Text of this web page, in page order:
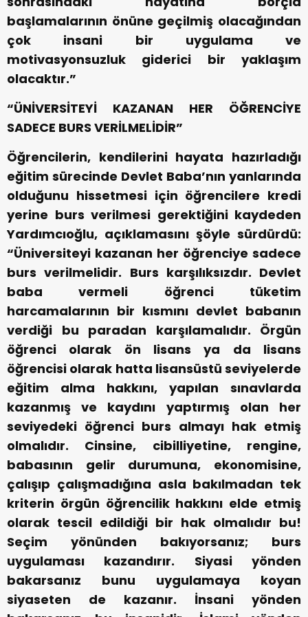
başlamalarının önüne geçilmiş olacağından
çok insani bir uygulama ve
motivasyonsuzluk giderici bir yaklaşım
olacaktır.”
“ÜNİVERSİTEYİ KAZANAN HER ÖĞRENCİYE
SADECE BURS VERİLMELİDİR”
Öğrencilerin, kendilerini hayata hazırladığı
eğitim sürecinde Devlet Baba’nın yanlarında
olduğunu hissetmesi için öğrencilere kredi
yerine burs verilmesi gerektiğini kaydeden
Yardımcıoğlu, açıklamasını şöyle sürdürdü:
“Üniversiteyi kazanan her öğrenciye sadece
burs verilmelidir. Burs karşılıksızdır. Devlet
baba vermeli öğrenci tüketim
harcamalarının bir kısmını devlet babanın
verdiği bu paradan karşılamalıdır. Örgün
öğrenci olarak ön lisans ya da lisans
öğrencisi olarak hatta lisansüstü seviyelerde
eğitim alma hakkını, yapılan sınavlarda
kazanmış ve kaydını yaptırmış olan her
seviyedeki öğrenci burs almayı hak etmiş
olmalıdır. Cinsine, cibilliyetine, rengine,
babasının gelir durumuna, ekonomisine,
çalışıp çalışmadığına asla bakılmadan tek
kriterin örgün öğrencilik hakkını elde etmiş
olarak tescil edildiği bir hak olmalıdır bu!
Seçim yönünden bakıyorsanız; burs
uygulaması kazandırır. Siyasi yönden
bakarsanız bunu uygulamaya koyan
siyaseten de kazanır. İnsani yönden